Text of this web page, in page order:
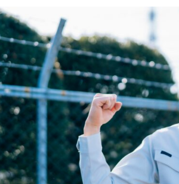
Environment：環境
施工管理におけるEnvironmentとは
管理方法とポイント
QCDSEの優先順位
施工管理技士試験における「五大管
4大管理との違い
まとめ